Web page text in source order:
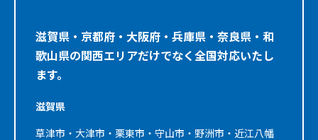
滋賀県・京都府・大阪府・兵庫県・奈良県・和
歌山県の関西エリアだけでなく全国対応いたし
ます。
滋賀県
草津市・大津市・栗東市・守山市・野洲市・近江八幡